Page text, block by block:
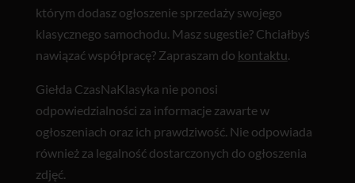
którym dodasz ogłoszenie sprzedaży swojego
klasycznego samochodu. Masz sugestie? Chciałbyś
nawiązać współpracę? Zapraszam do kontaktu.
Giełda CzasNaKlasyka nie ponosi
odpowiedzialności za informacje zawarte w
ogłoszeniach oraz ich prawdziwość. Nie odpowiada
również za legalność dostarczonych do ogłoszenia
zdjęć.